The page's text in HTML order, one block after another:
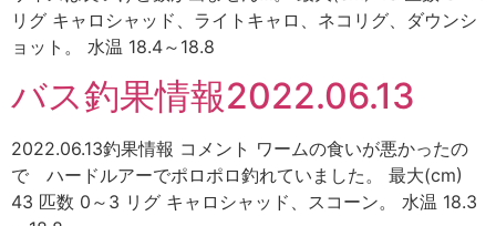
リグ キャロシャッド、ライトキャロ、ネコリグ、ダウンシ
ョット。 水温 18.4～18.8
バス釣果情報2022.06.13
2022.06.13釣果情報 コメント ワームの食いが悪かったの
で ハードルアーでポロポロ釣れていました。 最大(cm)
43 匹数 0～3 リグ キャロシャッド、スコーン。 水温 18.3